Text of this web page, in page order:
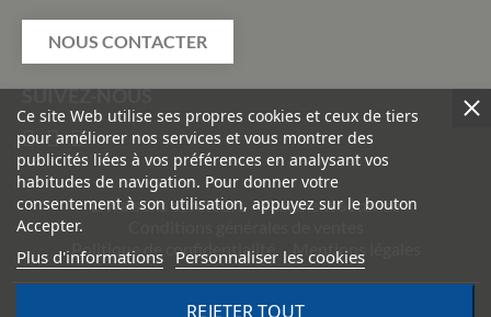
NOUS CONTACTER
SUIVEZ-NOUS
Livraisons et retours
Paiement sécurisé
Politique de confidentialité
Mentions légales
TRACTO PIÈCES - Conception & réalisation :
Ce site Web utilise ses propres cookies et ceux de tiers
pour améliorer nos services et vous montrer des
publicités liées à vos préférences en analysant vos
habitudes de navigation. Pour donner votre
consentement à son utilisation, appuyez sur le bouton
Accepter.
Plus d'informations Personnaliser les cookies
REJETER TOUT